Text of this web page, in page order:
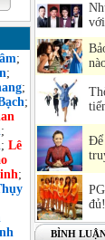
;
;
;
;
;
; Lê
;
Để
đủ!
BÌNH